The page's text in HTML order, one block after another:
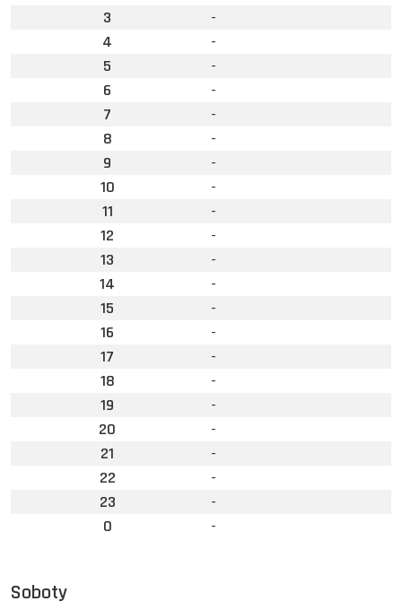
3
-
4
-
5
-
6
-
7
-
8
-
9
-
10
-
11
-
12
-
13
-
14
-
15
-
16
-
17
-
18
-
19
-
20
-
21
-
22
-
23
-
0
-
Soboty